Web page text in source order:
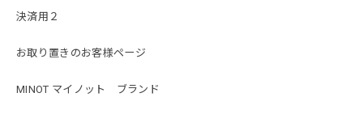
決済用２
お取り置きのお客様ページ
MINOT マイノット ブランド